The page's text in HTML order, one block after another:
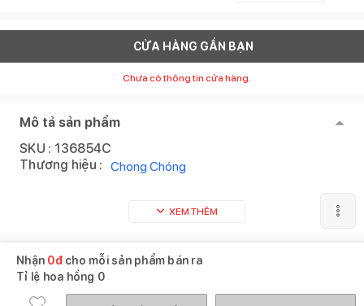
CỬA HÀNG GẦN BẠN
Chưa có thông tin cửa hàng.
Mô tả sản phẩm
SKU : 136854C
Thương hiệu : Chong Chóng
XEM THÊM
Nhận 0đcho mỗi sản phẩm bán ra
Tỉ lệ hoa hồng 0